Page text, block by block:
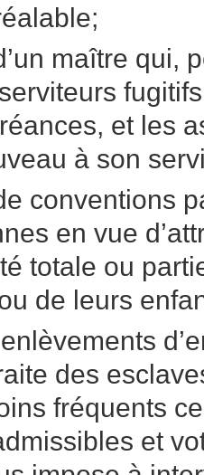
maître qui,
et les
à son
conventions
en vue
totale ou
de leurs
des
fréquents
et